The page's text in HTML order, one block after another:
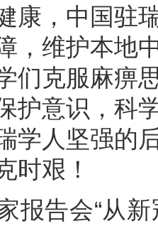
康，中国驻
，维护本地
们克服麻痹
护意识，科
学人坚强的
时艰！
告会“从新